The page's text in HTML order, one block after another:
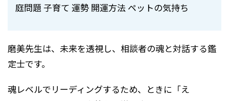
庭問題 子育て 運勢 開運方法 ペットの気持ち
磨美先生は、未来を透視し、相談者の魂と対話する鑑
定士です。
魂レベルでリーディングするため、ときに「え